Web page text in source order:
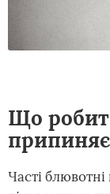
Що
Часті